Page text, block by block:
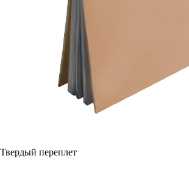
Твердый переплет